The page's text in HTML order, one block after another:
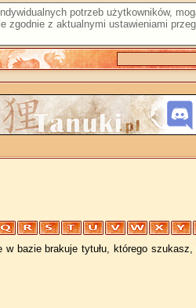
potrzeb użytkowników,
zgodnie z aktualnymi ustawieniami
w bazie brakuje tytułu, którego szukasz,